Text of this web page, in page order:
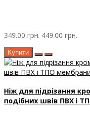
349.00 грн. 449.00 грн.
Купити
Ніж для підрізання
подібних швів ПВХ і